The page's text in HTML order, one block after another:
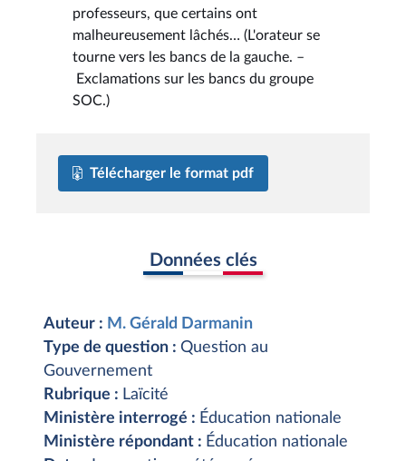
professeurs, que certains ont
malheureusement lâchés… (L'orateur se
tourne vers les bancs de la gauche. –
Exclamations sur les bancs du groupe
SOC.)
Télécharger le format pdf
Données clés
Auteur : M. Gérald Darmanin
Type de question : Question au
Gouvernement
Rubrique : Laïcité
Ministère interrogé : Éducation nationale
Ministère répondant : Éducation nationale